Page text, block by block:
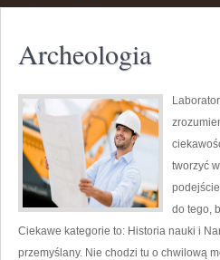
Archeologia
tworzyć
do tego,
Ciekawe kategorie to: Historia nauki i
przemyślany. Nie chodzi tu o chwilową